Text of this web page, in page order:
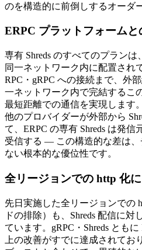
のを構造的に前倒しするオーダ
ERPC プラットフォーム
専有 Shreds のすべてのプランは
同一ネットワーク内に配置され
RPC・gRPC への接続まで、外
一ネットワーク内で完結するこ
最短距離での通信を実現します。
他のプロバイダーが外部から
て、ERPC の専有 Shreds は発
受信する — この構造的な差は
ない根本的な優位性です。
全リージョンでの http 化
先日実施した全リージョンでの
ドの排除）も、Shreds 配信に
ています。gRPC・Shreds とも
上の改善がすでに達成されてお